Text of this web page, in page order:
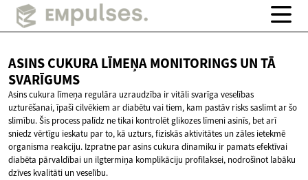
ASINS CUKURA LĪMEŅA MONITORINGS UNTĀ
SVARĪGUMS
Asins cukura līmeņa regulāra uzraudzība ir vitāli svarīga veselības
uzturēšanai, īpaši cilvēkiem ar diabētu vai tiem, kam pastāv risks saslimt ar šo
slimību. Šis process palīdz ne tikai kontrolēt glikozes līmeni asinīs, bet arī
sniedz vērtīgu ieskatu par to, kā uzturs, fiziskās aktivitātes un zāles ietekmē
organisma reakciju. Izpratne par asins cukura dinamiku ir pamats efektīvai
diabēta pārvaldībai un ilgtermiņa komplikāciju profilaksei, nodrošinot labāku
dzīves kvalitāti un veselību.